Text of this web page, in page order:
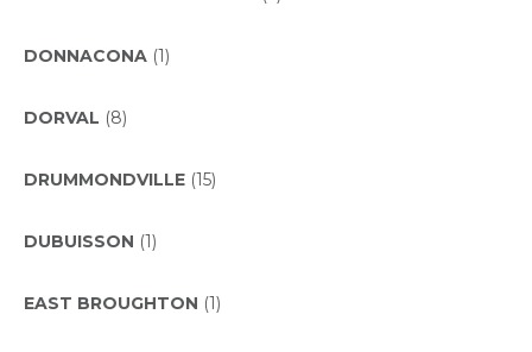
DONNACONA (1)
DORVAL (8)
DRUMMONDVILLE (15)
DUBUISSON (1)
EAST BROUGHTON (1)